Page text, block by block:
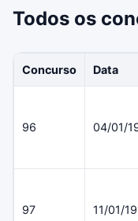
Todos os
Concurso Data
96 04/01/
97 11/01/